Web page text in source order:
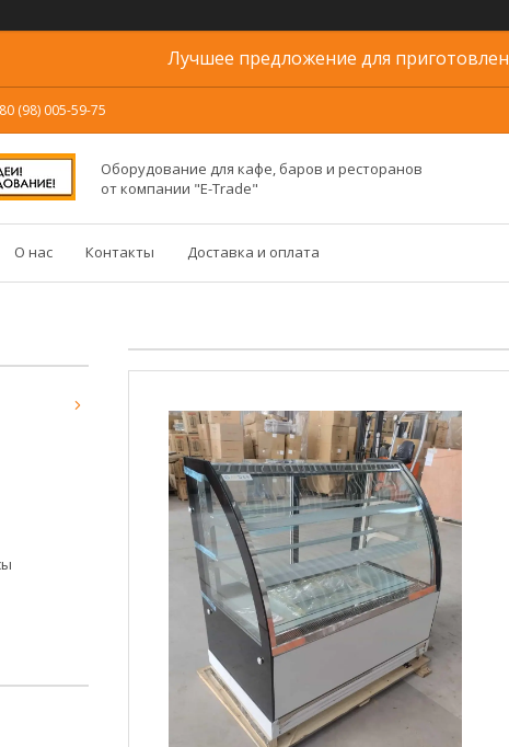
Лучшее предложение для
(98) 005-59-75
Оборудование для кафе, баров и ресторанов
от компании "E-Trade"
О нас Контакты Доставка и оплата